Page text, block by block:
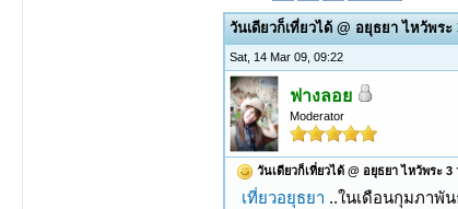
วันเดียวก็เที่ยวได้ @ อยุธยา ไหว้พระ
Sat, 14 Mar 09, 09:22
ฟางลอย
Moderator
วันเดียวก็เที่ยวได้ @ อยุธยา ไหว้พระ 3
เที่ยวอยุธยา ..ในเดือนกุมภาพัน